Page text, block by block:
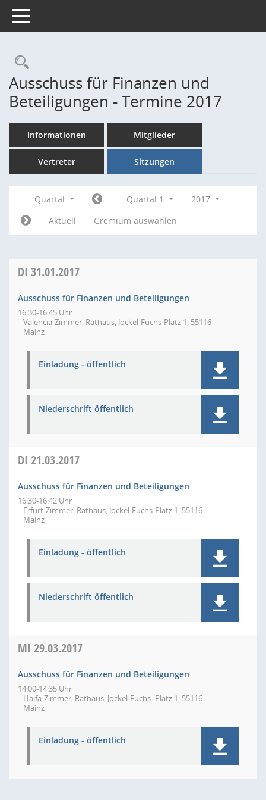
Toggle navigation
Rechercheauswahl
Ausschuss für Finanzen und
Beteiligungen - Termine 2017
Informationen Mitglieder
Vertreter Sitzungen
Quartal Quartal 1
2017
Aktuell
Gremium auswählen
DI 31.01.2017
Ausschuss für Finanzen und Beteiligungen
16:30-16:45 Uhr
Valencia-Zimmer, Rathaus, Jockel-Fuchs-Platz 1, 55116
Mainz
Einladung - öffentlich
Niederschrift öffentlich
DI 21.03.2017
Ausschuss für Finanzen und Beteiligungen
16:30-16:42 Uhr
Erfurt-Zimmer, Rathaus, Jockel-Fuchs-Platz 1, 55116
Mainz
Einladung - öffentlich
Niederschrift öffentlich
MI 29.03.2017
Ausschuss für Finanzen und Beteiligungen
14:00-14:35 Uhr
Haifa-Zimmer, Rathaus, Jockel-Fuchs- Platz 1, 55116
Mainz
Einladung - öffentlich